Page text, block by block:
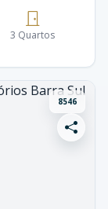
3 Quartos
8546